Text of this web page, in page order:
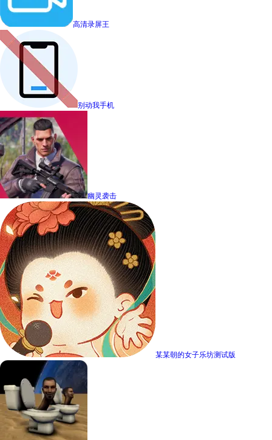
高清录屏王
别动我手机
幽灵袭击
某某朝的女子乐坊测试版